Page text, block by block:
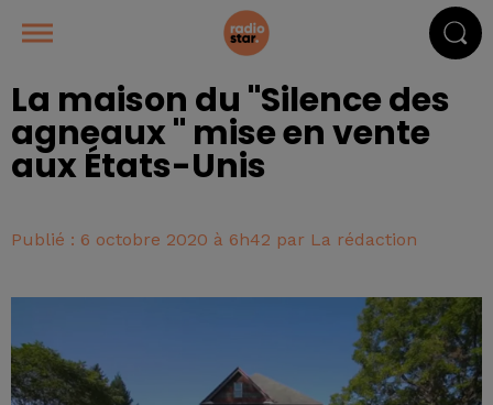
La maison du "Silence des
agneaux " mise en vente
aux États-Unis
Publié : 6 octobre 2020 à 6h42 par La rédaction